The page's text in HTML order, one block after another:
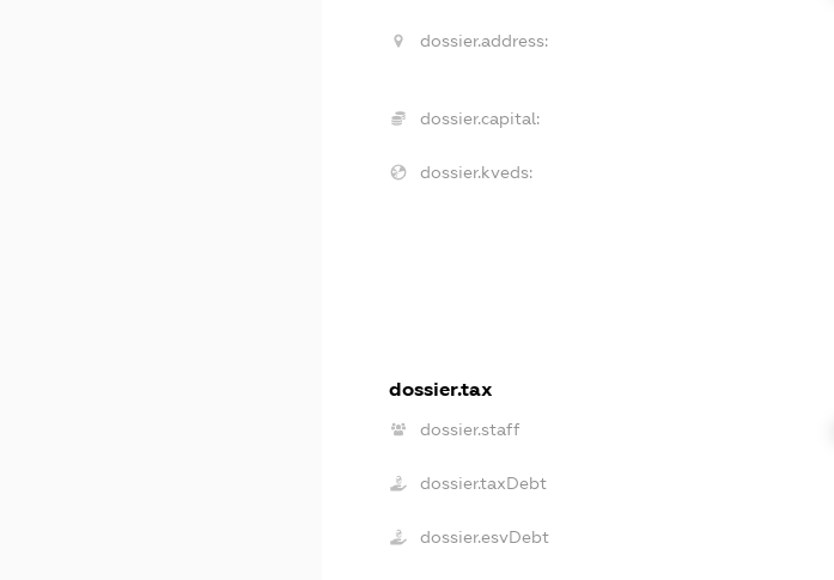
dossier.address:
dossier.capital:
dossier.kveds:
dossier.tax
dossier.staff
dossier.taxDebt
dossier.esvDebt